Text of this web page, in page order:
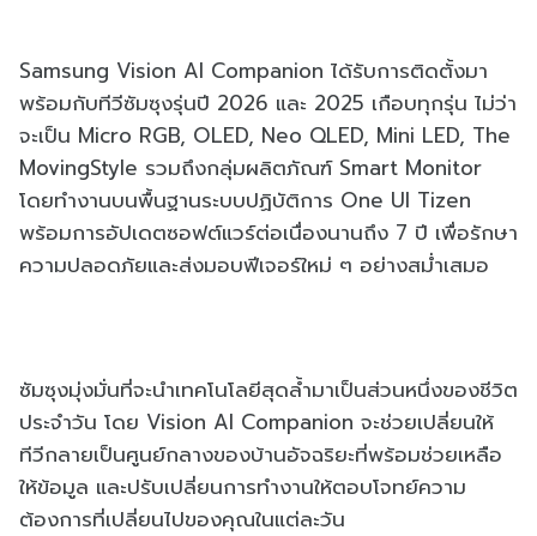
Samsung Vision AI Companion ได้รับการติดตั้งมา
พร้อมกับทีวีซัมซุงรุ่นปี 2026 และ 2025 เกือบทุกรุ่น ไม่ว่า
จะเป็น Micro RGB, OLED, Neo QLED, Mini LED, The
MovingStyle รวมถึงกลุ่มผลิตภัณฑ์ Smart Monitor
โดยทำงานบนพื้นฐานระบบปฏิบัติการ One UI Tizen
พร้อมการอัปเดตซอฟต์แวร์ต่อเนื่องนานถึง 7 ปี เพื่อรักษา
ความปลอดภัยและส่งมอบฟีเจอร์ใหม่ ๆ อย่างสม่ำเสมอ
ซัมซุงมุ่งมั่นที่จะนำเทคโนโลยีสุดล้ำมาเป็นส่วนหนึ่งของชีวิต
ประจำวัน โดย Vision AI Companion จะช่วยเปลี่ยนให้
ทีวีกลายเป็นศูนย์กลางของบ้านอัจฉริยะที่พร้อมช่วยเหลือ
ให้ข้อมูล และปรับเปลี่ยนการทำงานให้ตอบโจทย์ความ
ต้องการที่เปลี่ยนไปของคุณในแต่ละวัน